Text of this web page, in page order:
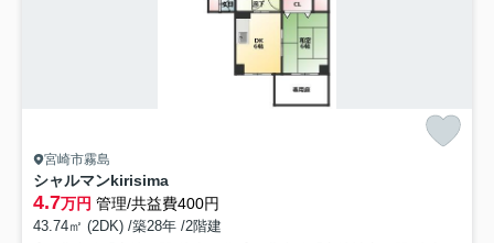
宮崎市霧島
シャルマンkirisima
4.7万円 管理/共益費400円
43.74㎡ (2DK) /築28年 /2階建